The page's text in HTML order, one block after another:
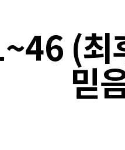
(최
믿